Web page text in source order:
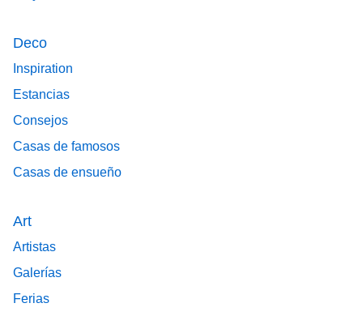
Deco
Inspiration
Estancias
Consejos
Casas de famosos
Casas de ensueño
Art
Artistas
Galerías
Ferias